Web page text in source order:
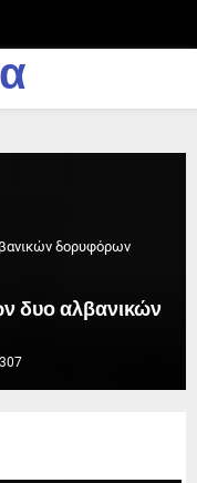
δορυφόρων
δυο αλβανικών
307